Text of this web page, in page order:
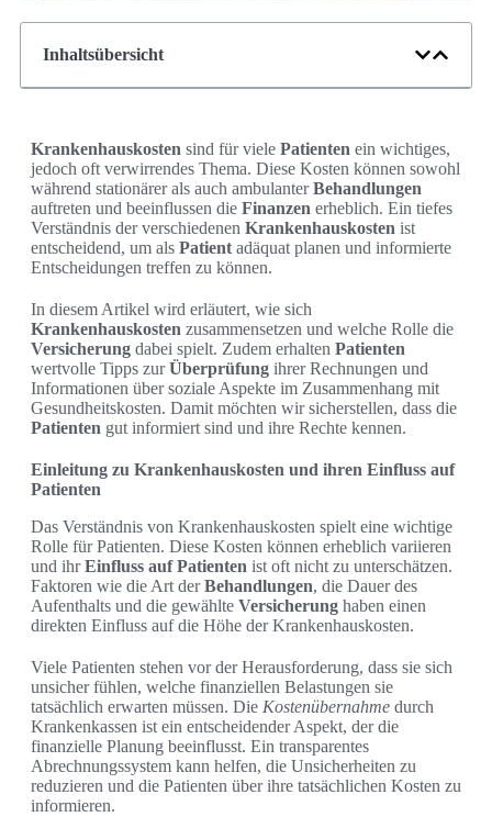
Inhaltsübersicht
Krankenhauskosten sind für viele Patienten ein wichtiges,
jedoch oft verwirrendes Thema. Diese Kosten können sowohl
während stationärer als auch ambulanterBehandlungen
auftreten und beeinflussen die Finanzen erheblich. Ein tiefes
Verständnis der verschiedenen Krankenhauskosten ist
entscheidend, um als Patient adäquat planen und informierte
Entscheidungen treffen zu können.
In diesem Artikel wird erläutert, wie sich
Krankenhauskosten zusammensetzen und welche Rolle die
Versicherung dabei spielt. Zudem erhalten Patienten
wertvolle Tipps zurÜberprüfung ihrer Rechnungen und
Informationen über soziale Aspekte im Zusammenhang mit
Gesundheitskosten. Damit möchten wir sicherstellen, dass die
Patienten gut informiert sind und ihre Rechte kennen.
Einleitung zu Krankenhauskosten und ihren Einfluss auf
Patienten
Das Verständnis von Krankenhauskosten spielt eine wichtige
Rolle für Patienten. Diese Kosten können erheblich variieren
und ihrEinfluss auf Patienten ist oft nicht zu unterschätzen.
Faktoren wie die Art derBehandlungen, die Dauer des
Aufenthalts und die gewählte Versicherung haben einen
direkten Einfluss auf die Höhe der Krankenhauskosten.
Viele Patienten stehen vor der Herausforderung, dass sie sich
unsicher fühlen, welche finanziellen Belastungen sie
tatsächlich erwarten müssen. Die Kostenübernahme durch
Krankenkassen ist ein entscheidender Aspekt, der die
finanzielle Planung beeinflusst. Ein transparentes
Abrechnungssystem kann helfen, die Unsicherheiten zu
reduzieren und die Patienten über ihre tatsächlichen Kosten zu
informieren.